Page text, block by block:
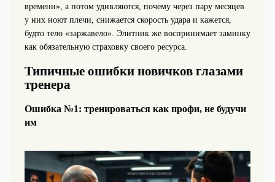
времени», а потом удивляются, почему через пару месяцев
у них ноют плечи, снижается скорость удара и кажется,
будто тело «заржавело». Элитник же воспринимает заминку
как обязательную страховку своего ресурса.
Типичные ошибки новичков глазами
тренера
Ошибка №1: тренироваться как профи, не будучи
им